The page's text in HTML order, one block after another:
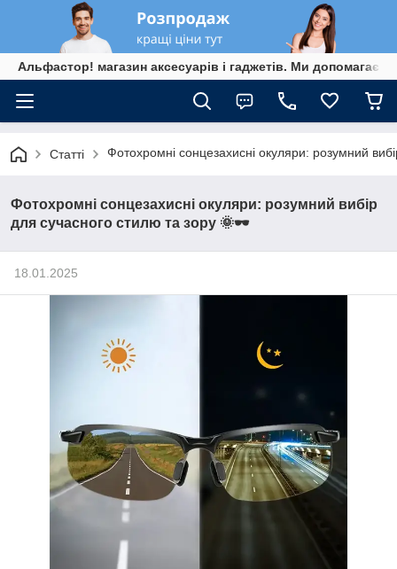
Альфастор! магазин аксесуарів і гаджетів. Ми
Статті Фотохромні сонцезахисні окуляри: розумний
Фотохромні сонцезахисні окуляри: розумний вибір
для сучасного стилю та зору 🌞🕶️
18.01.2025